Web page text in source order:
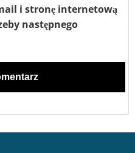
i stronę internetową
następnego